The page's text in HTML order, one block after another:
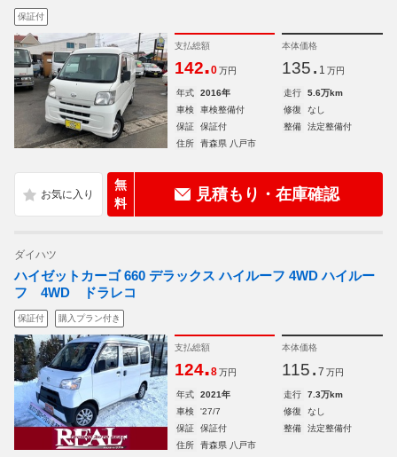
保証付
支払総額
142.0 万円
本体価格
135. 1 万円
年式 2016年 走行
5.6万km
車検
車検整備付 修復
なし
保証
保証付 整備
法定整備付
住所
青森県 八戸市
無
料
見積もり・在庫確認
ダイハツ
ハイゼットカーゴ 660 デラックス ハイルーフ 4WD ハイルー
フ 4WD ドラレコ
保証付 購入プラン付き
支払総額
124.8 万円
本体価格
115. 7 万円
年式 2021年 走行
7.3万km
車検
'27/7 修復
なし
保証
保証付 整備
法定整備付
住所
青森県 八戸市